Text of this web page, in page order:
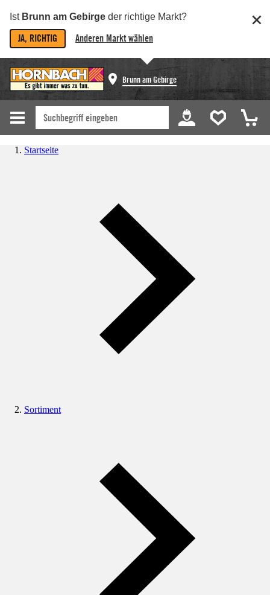
Ist Brunn am Gebirge der richtige Markt?
JA, RICHTIG Anderen Markt wählen
Brunn am Gebirge
Startseite
Sortiment